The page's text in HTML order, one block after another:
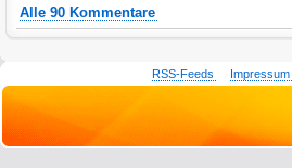
Alle 90 Kommentare
RSS-Feeds Impressum